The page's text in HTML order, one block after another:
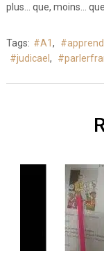
plus… que, moins…
Tags: #A1 ,
#judicael ,